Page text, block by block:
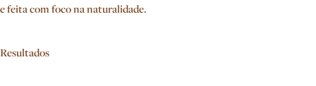
e feita com foco na naturalidade.
Resultados